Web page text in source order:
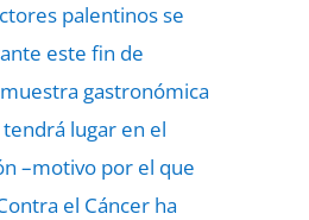
palentinos se
este fin de
gastronómica
lugar en el
–motivo por el que
el Cáncer ha